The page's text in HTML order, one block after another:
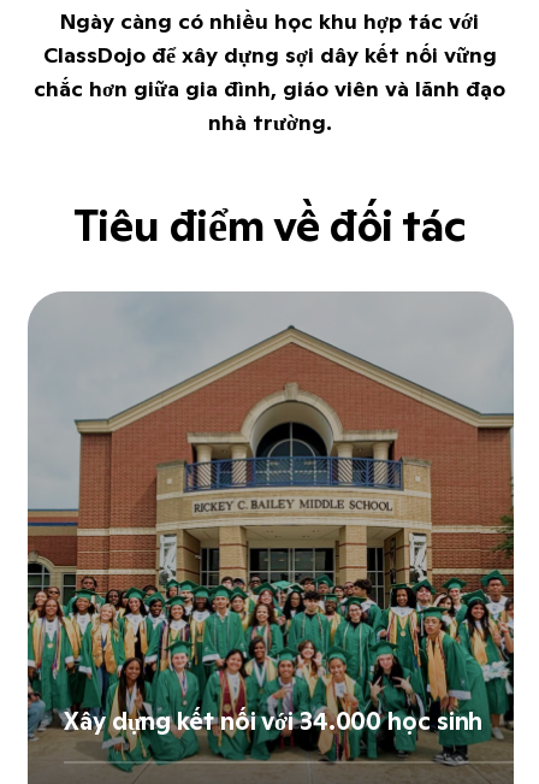
Ngày càng có nhiều học khu hợp tác với
ClassDojo để xây dựng sợi dây kết nối vững
chắc hơn giữa gia đình, giáo viên và lãnh đạo
nhà trường.
Tiêu điểm về đối tác
Xây dựng kết nối với 34.000 học sinh